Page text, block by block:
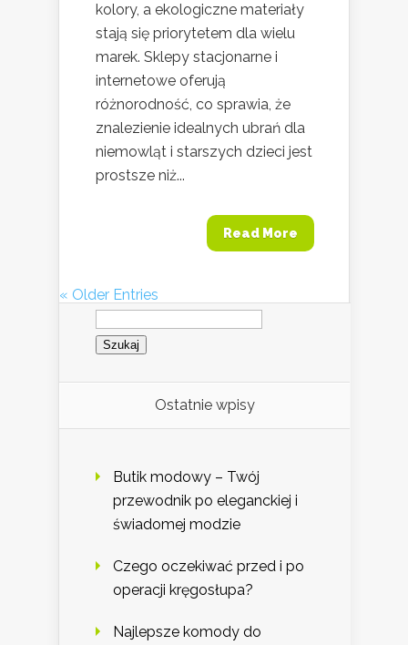
kolory, a ekologiczne materiały
stają się priorytetem dla wielu
marek. Sklepy stacjonarne i
internetowe oferują
różnorodność, co sprawia, że
znalezienie idealnych ubrań dla
niemowląt i starszych dzieci jest
prostsze niż...
Read More
« Older Entries
Szukaj:
Ostatnie wpisy
Butik modowy – Twój
przewodnik po eleganckiej i
świadomej modzie
Czego oczekiwać przed i po
operacji kręgosłupa?
Najlepsze komody do